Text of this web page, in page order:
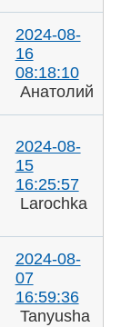
2024-08-
16
08:18:10
Анатолий
2024-08-
15
16:25:57
Larochka
2024-08-
07
16:59:36
Tanyusha